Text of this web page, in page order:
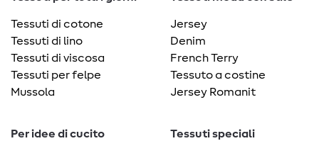
Tessuti di cotone
Tessuti di lino
Tessuti di viscosa
Tessuti per felpe
Mussola
Jersey
Denim
French Terry
Tessuto a costine
Jersey Romanit
Per idee di cucito
Tessuti speciali